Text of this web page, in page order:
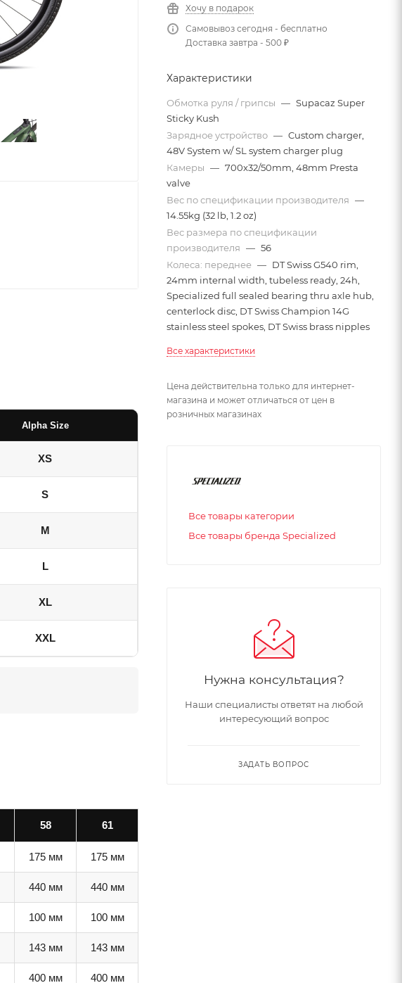
Alpha Size
XS
S
M
L
XL
XXL
58 61
175 мм 175 мм
440 мм 440 мм
100 мм 100 мм
143 мм 143 мм
400 мм 400 мм
Хочу в подарок
Самовывоз сегодня - бесплатно
Доставка завтра - 500 ₽
Характеристики
Обмотка руля / грипсы — Supacaz Super
Sticky Kush
Зарядное устройство — Custom charger,
48V System w/ SL system charger plug
Камеры — 700x32/50mm, 48mm Presta
valve
Вес по спецификации производителя —
14.55kg (32 lb, 1.2 oz)
Вес размера по спецификации
производителя — 56
Колеса: переднее — DT Swiss G540 rim,
24mm internal width, tubeless ready, 24h,
Specialized full sealed bearing thru axle hub,
centerlock disc, DT Swiss Champion 14G
stainless steel spokes, DT Swiss brass nipples
Все характеристики
Цена действительна только для интернет-
магазина и может отличаться от цен в
розничных магазинах
Все товары категории
Все товары бренда Specialized
Нужна консультация?
Наши специалисты ответят на любой
интересующий вопрос
ЗАДАТЬ ВОПРОС